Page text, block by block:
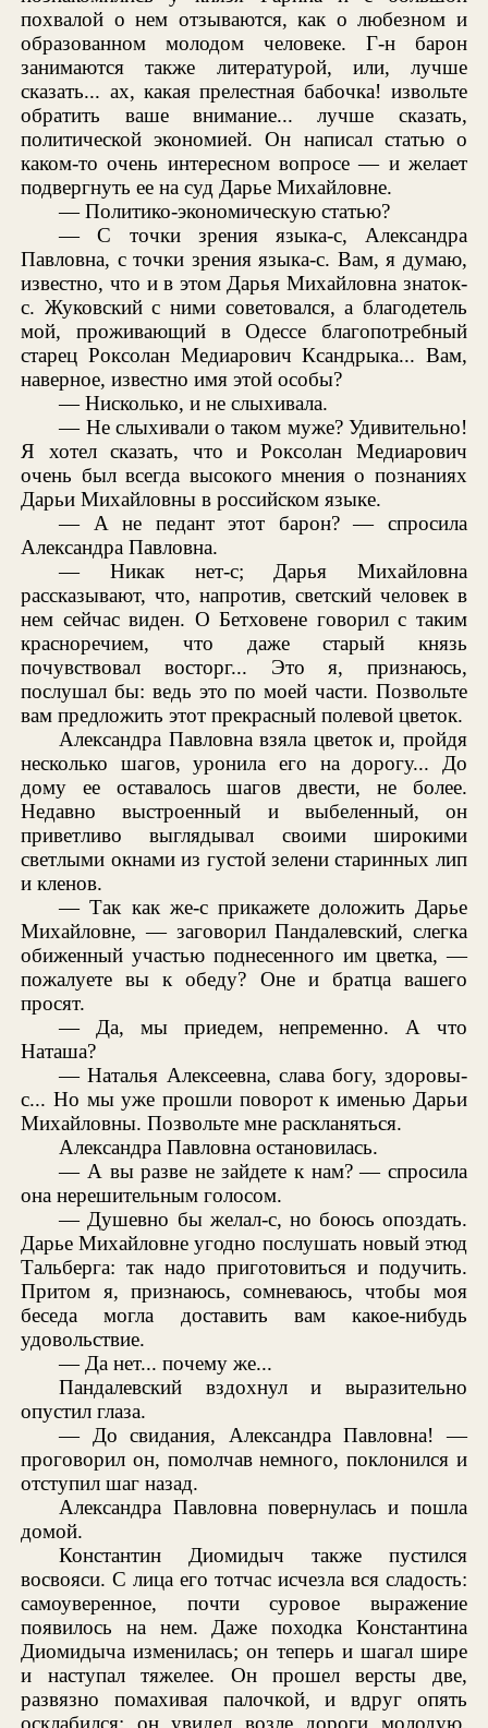
похвалой о нем отзываются, как о любезном и
образованном молодом человеке. Г-н барон
занимаются также литературой, или, лучше
сказать... ах, какая прелестная бабочка! извольте
обратить ваше внимание... лучше сказать,
политической экономией. Он написал статью о
каком-то очень интересном вопросе — и желает
подвергнуть ее на суд Дарье Михайловне.
— Политико-экономическую статью?
— С точки зрения языка-с, Александра
Павловна, с точки зрения языка-с. Вам, я думаю,
известно, что и в этом Дарья Михайловна знаток-
с. Жуковский с ними советовался, а благодетель
мой, проживающий в Одессе благопотребный
старец Роксолан Медиарович Ксандрыка... Вам,
наверное, известно имя этой особы?
— Нисколько, и не слыхивала.
— Не слыхивали о таком муже? Удивительно!
Я хотел сказать, что и Роксолан Медиарович
очень был всегда высокого мнения о познаниях
Дарьи Михайловны в российском языке.
— А не педант этот барон? — спросила
Александра Павловна.
— Никак нет-с; Дарья Михайловна
рассказывают, что, напротив, светский человек в
нем сейчас виден. О Бетховене говорил с таким
красноречием, что даже старый князь
почувствовал восторг... Это я, признаюсь,
послушал бы: ведь это по моей части. Позвольте
вам предложить этот прекрасный полевой цветок.
Александра Павловна взяла цветок и, пройдя
несколько шагов, уронила его на дорогу... До
дому ее оставалось шагов двести, не более.
Недавно выстроенный и выбеленный, он
приветливо выглядывал своими широкими
светлыми окнами из густой зелени старинных лип
и кленов.
— Так как же-с прикажете доложить Дарье
Михайловне, — заговорил Пандалевский, слегка
обиженный участью поднесенного им цветка, —
пожалуете вы к обеду? Оне и братца вашего
просят.
— Да, мы приедем, непременно. А что
Наташа?
— Наталья Алексеевна, слава богу, здоровы-
с... Но мы уже прошли поворот к именью Дарьи
Михайловны. Позвольте мне раскланяться.
Александра Павловна остановилась.
— А вы разве не зайдете к нам? — спросила
она нерешительным голосом.
— Душевно бы желал-с, но боюсь опоздать.
Дарье Михайловне угодно послушать новый этюд
Тальберга: так надо приготовиться и подучить.
Притом я, признаюсь, сомневаюсь, чтобы моя
беседа могла доставить вам какое-нибудь
удовольствие.
— Да нет... почему же...
Пандалевский вздохнул и выразительно
опустил глаза.
— До свидания, Александра Павловна! —
проговорил он, помолчав немного, поклонился и
отступил шаг назад.
Александра Павловна повернулась и пошла
домой.
Константин Диомидыч также пустился
восвояси. С лица его тотчас исчезла вся сладость:
самоуверенное, почти суровое выражение
появилось на нем. Даже походка Константина
Диомидыча изменилась; он теперь и шагал шире
и наступал тяжелее. Он прошел версты две,
развязно помахивая палочкой, и вдруг опять
осклабился: он увидел возле дороги молодую,